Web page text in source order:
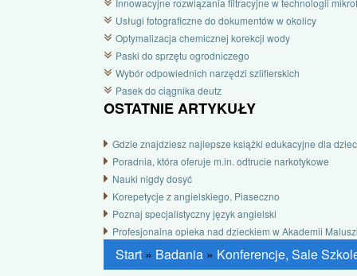
Innowacyjne rozwiązania filtracyjne w technologii
Usługi fotograficzne do dokumentów w okolicy
Optymalizacja chemicznej korekcji wody
Paski do sprzętu ogrodniczego
Wybór odpowiednich narzędzi szlifierskich
Pasek do ciągnika deutz
OSTATNIE ARTYKUŁY
Gdzie znajdziesz najlepsze książki edukacyjne dla
Poradnia, która oferuje m.in. odtrucie narkotykowe
Nauki nigdy dosyć
Korepetycje z angielskiego, Piaseczno
Poznaj specjalistyczny język angielski
Profesjonalna opieka nad dzieckiem w Akademii
Start » Badania » Konferencje, Sale